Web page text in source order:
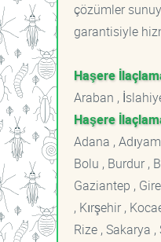
çözümler
garantisiyle
Haşere
Araban ,
Haşere
Adana ,
Bolu , Burdur ,
Gaziantep ,
, Kırşehir ,
Rize , Sakarya